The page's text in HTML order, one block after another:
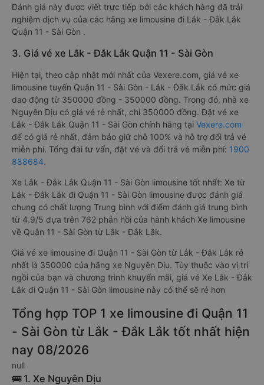
Đánh giá này được viết trực tiếp bởi các khách hàng đã trải
nghiệm dịch vụ của các hãng xe limousine đi Lắk - Đắk Lắk
Quận 11 - Sài Gòn .
3. Giá vé xe Lắk - Đắk Lắk Quận 11 - Sài Gòn
Hiện tại, theo cập nhật mới nhất của Vexere.com, giá vé xe
limousine tuyến Quận 11 - Sài Gòn - Lắk - Đắk Lắk có mức giá
dao động từ 350000 đồng - 350000 đồng. Trong đó, nhà xe
Nguyên Dịu có giá vé rẻ nhất, chỉ 350000 đồng. Đặt vé xe
Lắk - Đắk Lắk Quận 11 - Sài Gòn chính hãng tại Vexere.com
để có giá rẻ nhất, đảm bảo giữ chỗ 100% và hỗ trợ đổi trả vé
miễn phí. Tổng đài tư vấn, đặt vé và đổi trả vé miễn phí: 1900
888684.
Xe Lắk - Đắk Lắk Quận 11 - Sài Gòn limousine tốt nhất: Xe từ
Lắk - Đắk Lắk đi Quận 11 - Sài Gòn limousine được đánh giá
chung có chất lượng Trung bình với điểm đánh giá trung bình
từ 4.9/5 dựa trên 762 phản hồi của hành khách Xe limousine
về Quận 11 - Sài Gòn từ Lắk - Đắk Lắk.
Giá vé xe limousine đi Quận 11 - Sài Gòn từ Lắk - Đắk Lắk rẻ
nhất là 350000 của hãng xe Nguyên Dịu. Tùy thuộc vào vị trí
ngồi của bạn và chương trình khuyến mãi, giá vé Xe Lắk - Đắk
Lắk đi Quận 11 - Sài Gòn limousine này có thể sẽ rẻ hơn
Tổng hợp TOP 1 xe limousine đi Quận 11
- Sài Gòn từ Lắk - Đắk Lắk tốt nhất hiện
nay 08/2026
null
🚌 1. Xe Nguyên Dịu